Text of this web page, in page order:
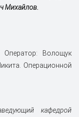
Михайлов.
Оператор: Волощук
Операционной
кафедрой